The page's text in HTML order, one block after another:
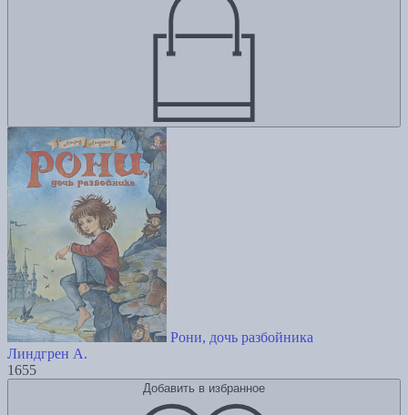
Рони, дочь разбойника
Линдгрен А.
1655
Добавить в избранное